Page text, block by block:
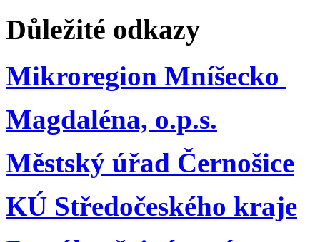
Důležité odkazy
Mikroregion Mníšecko
Magdaléna, o.p.s.
Městský úřad Černošice
KÚ Středočeského kraje